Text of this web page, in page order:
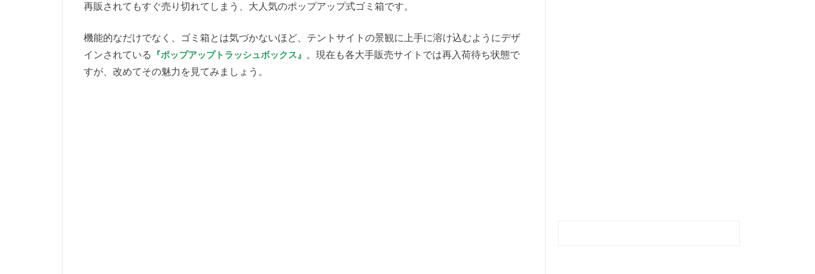
再販されてもすぐ売り切れてしまう、大人気のポップアップ式ゴミ箱です。
機能的なだけでなく、ゴミ箱とは気づかないほど、テントサイトの景観に上手に溶け込むようにデザ
インされている
『ポップアップトラッシュボックス』 。現在も各大手販売サイトでは再入荷待ち状態で
すが、改めてその魅力を見てみましょう。